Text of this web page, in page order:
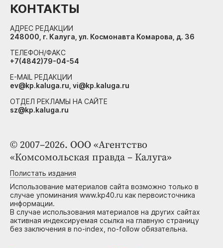
© 2007–2026. ООО «Агентство
«Комсомольская правда – Калуга»
Полистать издания
Использование материалов сайта возможно только в
случае упоминания www.kp40.ru как первоисточника
информации.
В случае использования материалов на других сайтах
активная индексируемая ссылка на главную страницу
без заключения в no-index, no-follow обязательна.
КОНТАКТЫ
АДРЕС РЕДАКЦИИ
248000, г. Калуга, ул. Космонавта Комарова, д. 36
ТЕЛЕФОН/ФАКС
+7(4842)79-04-54
E-MAIL РЕДАКЦИИ
ev@kp.kaluga.ru, vi@kp.kaluga.ru
ОТДЕЛ РЕКЛАМЫ НА САЙТЕ
sz@kp.kaluga.ru